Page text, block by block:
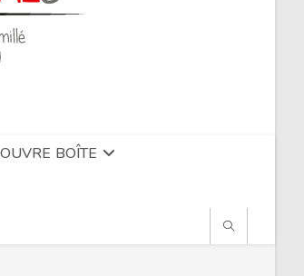
OUVRE BOÎTE